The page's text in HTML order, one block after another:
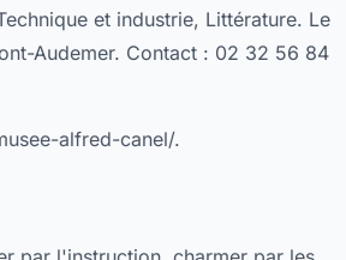
et industrie, Littérature. Le
Audemer. Contact : 02 32 56 84
alfred-canel/.